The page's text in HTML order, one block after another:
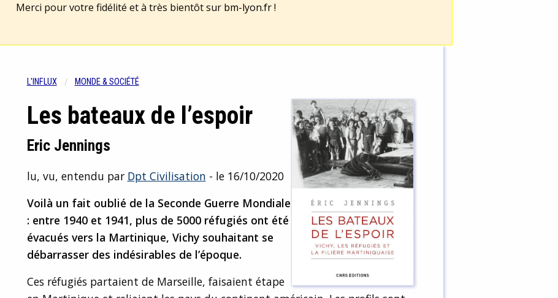
Merci pour votre fidélité et à très bientôt sur bm-lyon.fr!
L'INFLUX MONDE & SOCIÉTÉ
Les bateaux de l’espoir
Eric Jennings
lu, vu, entendu par Dpt Civilisation - le 16/10/2020
Voilà un fait oublié de la Seconde Guerre Mondiale
: entre 1940 et 1941, plus de 5000 réfugiés ont été
évacués vers la Martinique, Vichy souhaitant se
débarrasser des indésirables de l’époque.
Ces réfugiés partaient de Marseille, faisaient étape